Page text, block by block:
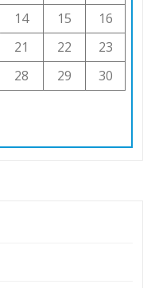
14 15
16
21 22
23
28 29
30